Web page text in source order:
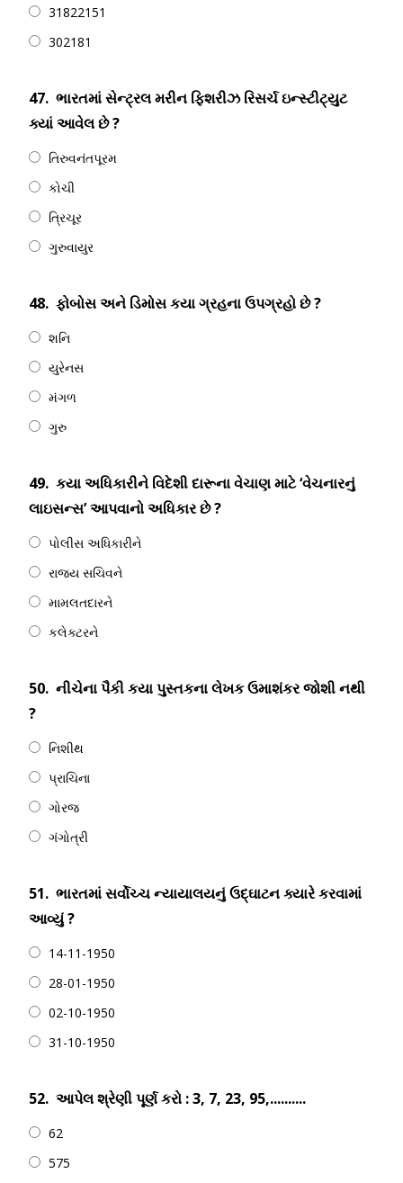
31822151
302181
47. ભારતમાં સેન્ટ્રલ મરીન ફિશરીઝ રિસર્ચ ઇન્સ્ટીટ્યુટ
ક્યાં આવેલ છે ?
તિરુવનંતપૂરમ
કોચી
ત્રિચૂર
ગુરુવાયુર
48. ફોબોસ અને ડિમોસ કયા ગ્રહના ઉપગ્રહો છે ?
શનિ
યુરેનસ
મંગળ
ગુરુ
49. કયા અધિકારીને વિદેશી દારૂના વેચાણ માટે ‘વેચનારનું
લાઇસન્સ’ આપવાનો અધિકાર છે ?
પોલીસ અધિકારીને
રાજય સચિવને
મામલતદારને
કલેક્ટરને
50. નીચેના પૈકી કયા પુસ્તકના લેખક ઉમાશંકર જોશી નથી
?
નિશીથ
પ્રાચિના
ગોરજ
ગંગોત્રી
51. ભારતમાં સર્વોચ્ચ ન્યાયાલયનું ઉદ્ઘાટન ક્યારે કરવામાં
આવ્યું ?
14-11-1950
28-01-1950
02-10-1950
31-10-1950
52. આપેલ શ્રેણી પૂર્ણ કરો : 3, 7, 23, 95,..........
62
575